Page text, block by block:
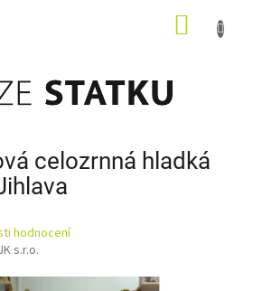
celozrnná hladká
hodnocení
s.r.o.